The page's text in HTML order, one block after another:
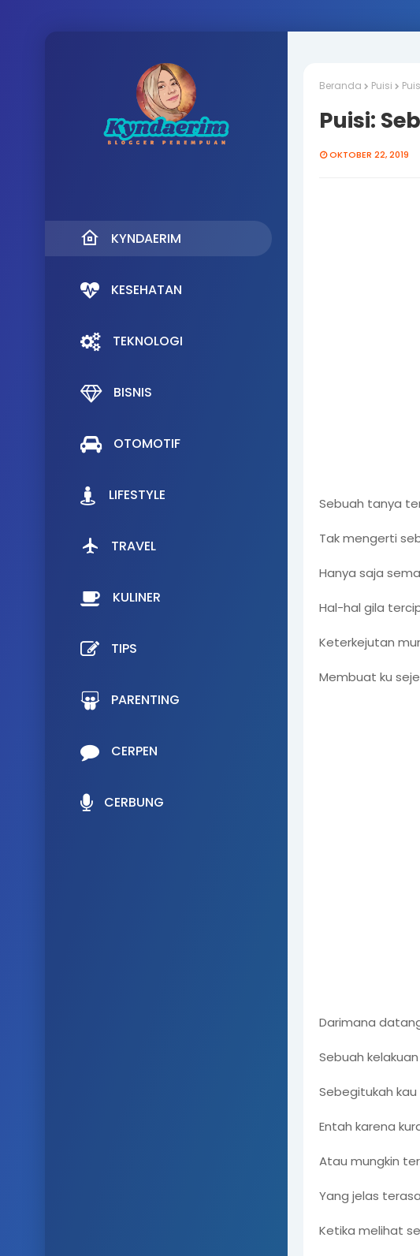
KYNDAERIM
KESEHATAN
TEKNOLOGI
BISNIS
OTOMOTIF
LIFESTYLE
TRAVEL
KULINER
TIPS
PARENTING
CERPEN
CERBUNG
Beranda Puisi
Puisi:
OKTOBER 22, 2019
Sebuah tanya
Tak mengerti
Hanya saja
Hal-hal gila
Keterkejutan
Membuat ku
Darimana
Sebuah
Sebegitukah
Entah karena
Atau mungkin
Yang jelas
Ketika melihat